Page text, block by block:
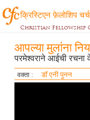
क्रिस्टिएन फ़ेलोशिप
Christian Fellowship
आपल्या मुलांना
परमेश्वराने आईची रचना
वक्ता : डॉ एनी पुनन